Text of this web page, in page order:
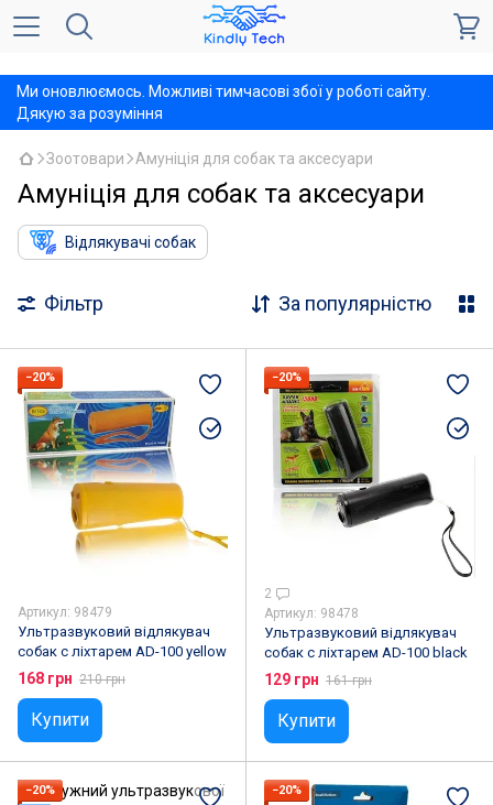
Ми оновлюємось. Можливі тимчасові збої у роботі сайту.
Дякую за розуміння
Зоотовари Амуніція для собак та аксесуари
Амуніція для собак та аксесуари
Відлякувачі собак
Фільтр За популярністю
−20%
Артикул: 98479
Ультразвуковий відлякувач
собак c ліхтарем AD-100 yellow
168 грн 210 грн
Купити
−20%
2
Артикул: 98478
Ультразвуковий відлякувач
собак c ліхтарем AD-100 black
129 грн 161 грн
Купити
−20%
−20%